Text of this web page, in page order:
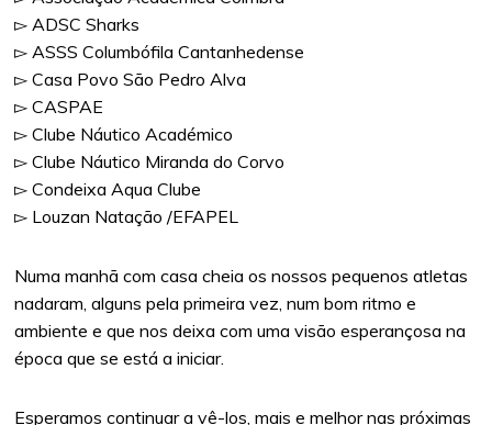
▻ ADSC Sharks
▻ ASSS Columbófila Cantanhedense
▻ Casa Povo São Pedro Alva
▻ CASPAE
▻ Clube Náutico Académico
▻ Clube Náutico Miranda do Corvo
▻ Condeixa Aqua Clube
▻ Louzan Natação /EFAPEL
Numa manhã com casa cheia os nossos pequenos atletas
nadaram, alguns pela primeira vez, num bom ritmo e
ambiente e que nos deixa com uma visão esperançosa na
época que se está a iniciar.
Esperamos continuar a vê-los, mais e melhor nas próximas